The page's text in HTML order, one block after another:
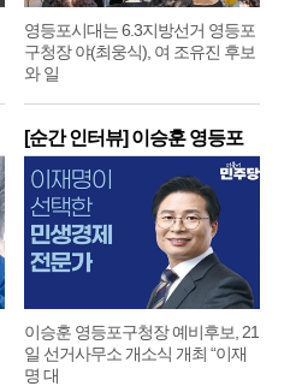
영등포시대는 6.3지방선거 영등포
구청장 야(최웅식), 여 조유진 후보
와 일
[순간 인터뷰] 이승훈 영등포
구
이승훈 영등포구청장 예비후보, 21
일 선거사무소 개소식 개최 “이재
명 대